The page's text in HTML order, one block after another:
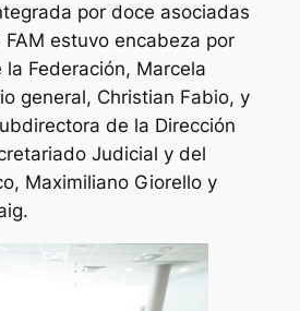
por doce asociadas
estuvo encabeza por
Federación, Marcela
general, Christian Fabio, y
de la Dirección
Judicial y del
Maximiliano Giorello y